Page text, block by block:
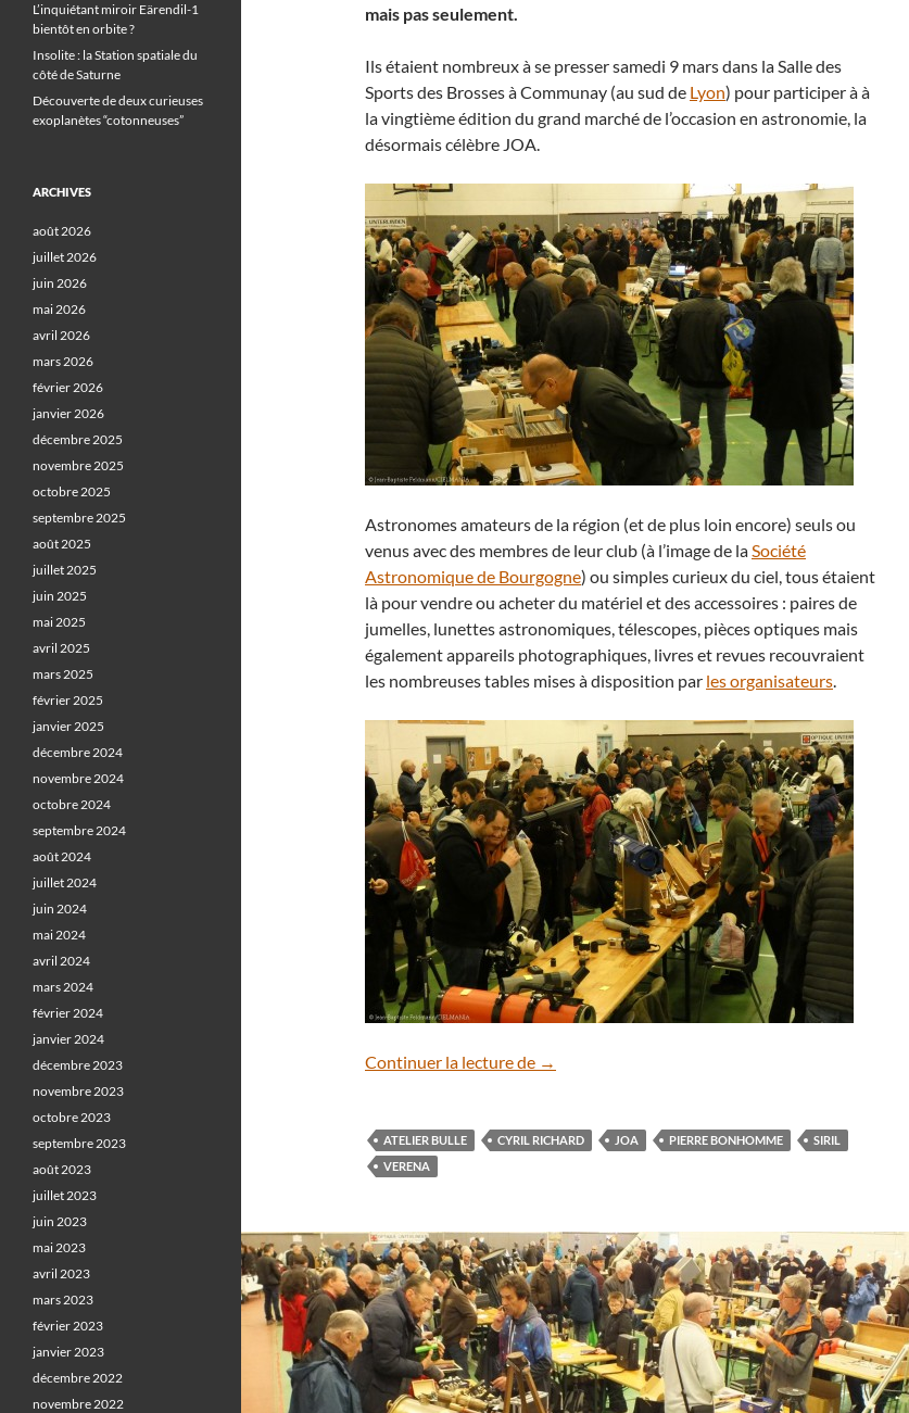
mais pas seulement.
Ils étaient nombreux à se presser samedi 9 mars dans la Salle des
Sports des Brosses à Communay (au sud de Lyon) pour participer à à
la vingtième édition du grand marché de l’occasion en astronomie, la
désormais célèbre JOA.
Astronomes amateurs de la région (et de plus loin encore) seuls ou
venus avec des membres de leur club (à l’image de laSociété
Astronomique de Bourgogne) ou simples curieux du ciel, tous étaient
là pour vendre ou acheter du matériel et des accessoires : paires de
jumelles, lunettes astronomiques, télescopes, pièces optiques mais
également appareils photographiques, livres et revues recouvraient
les nombreuses tables mises à disposition par les organisateurs.
Continuer la lecture de JOA : vingtième édition de l’occasion astronomique
→
ATELIER BULLE CYRIL RICHARD JOA PIERRE BONHOMME
SIRIL
VERENA
L’inquiétant miroir Eärendil-1
bientôt en orbite ?
Insolite : la Station spatiale du
côté de Saturne
Découverte de deux curieuses
exoplanètes “cotonneuses”
ARCHIVES
août 2026
juillet 2026
juin 2026
mai 2026
avril 2026
mars 2026
février 2026
janvier 2026
décembre 2025
novembre 2025
octobre 2025
septembre 2025
août 2025
juillet 2025
juin 2025
mai 2025
avril 2025
mars 2025
février 2025
janvier 2025
décembre 2024
novembre 2024
octobre 2024
septembre 2024
août 2024
juillet 2024
juin 2024
mai 2024
avril 2024
mars 2024
février 2024
janvier 2024
décembre 2023
novembre 2023
octobre 2023
septembre 2023
août 2023
juillet 2023
juin 2023
mai 2023
avril 2023
mars 2023
février 2023
janvier 2023
décembre 2022
novembre 2022